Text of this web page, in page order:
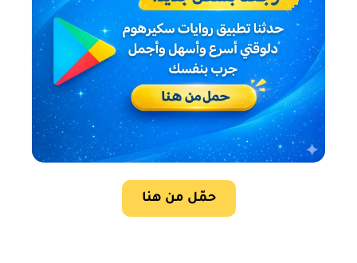
حمّل من هنا